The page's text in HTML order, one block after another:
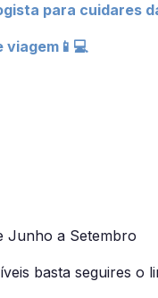
para cuidares
viagem📱💻
Junho a Setembro
basta seguires o